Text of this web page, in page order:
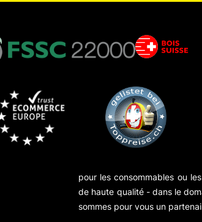
pour les consommables ou
de haute qualité - dans le
sommes pour vous un